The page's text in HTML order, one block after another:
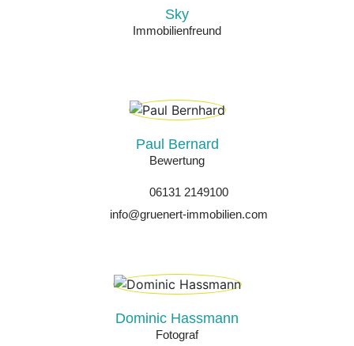
Sky
Immobilienfreund
Paul Bernard
Bewertung
06131 2149100
info@gruenert-immobilien.com
Dominic Hassmann
Fotograf